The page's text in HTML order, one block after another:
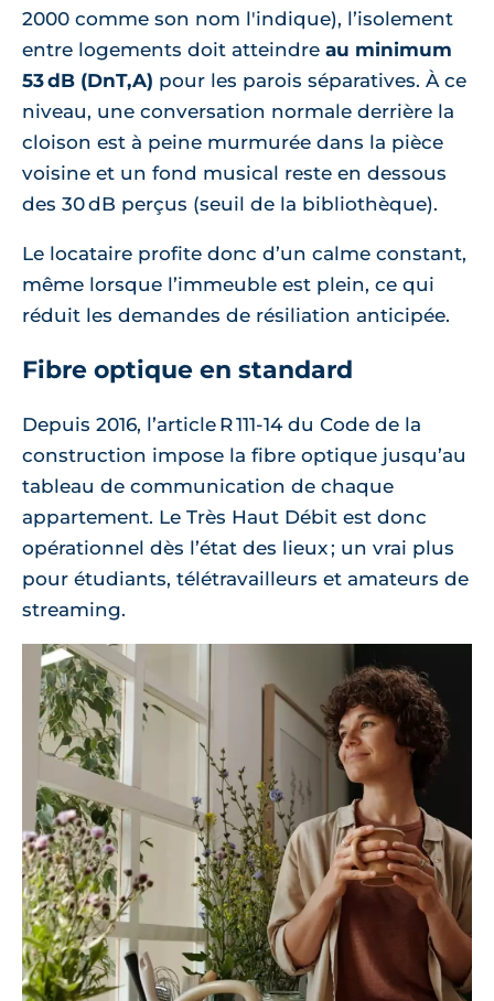
2000 comme son nom l'indique), l’isolement
entre logements doit atteindre au minimum
53 dB (DnT,A) pour les parois séparatives. À ce
niveau, une conversation normale derrière la
cloison est à peine murmurée dans la pièce
voisine et un fond musical reste en dessous
des 30 dB perçus (seuil de la bibliothèque).
Le locataire profite donc d’un calme constant,
même lorsque l’immeuble est plein, ce qui
réduit les demandes de résiliation anticipée.
Fibre optique en standard
Depuis 2016, l’article R 111‑14 du Code de la
construction impose la fibre optique jusqu’au
tableau de communication de chaque
appartement. Le Très Haut Débit est donc
opérationnel dès l’état des lieux ; un vrai plus
pour étudiants, télétravailleurs et amateurs de
streaming.